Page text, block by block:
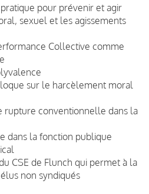
pratique pour prévenir et agir
sexuel et les agissements
Collective comme
sur le harcèlement moral
rupture conventionnelle dans la
dans la fonction publique
CSE de Flunch qui permet à la
non syndiqués